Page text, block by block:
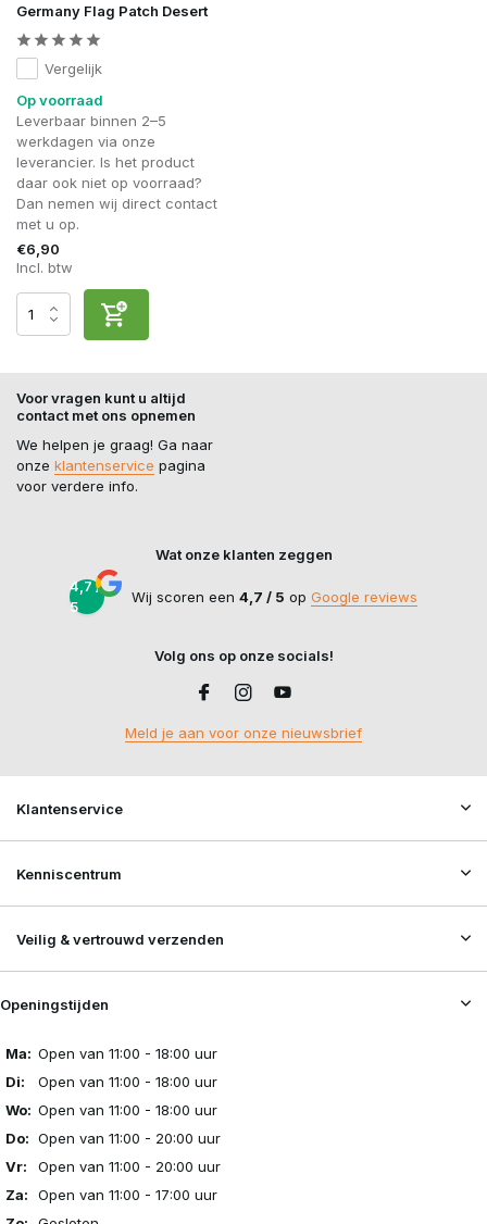
Germany Flag Patch Desert
Vergelijk
Op voorraad
Leverbaar binnen 2–5
werkdagen via onze
leverancier. Is het product
daar ook niet op voorraad?
Dan nemen wij direct contact
met u op.
€6,90
Incl. btw
Voor vragen kunt u altijd
contact met ons opnemen
We helpen je graag! Ga naar
onze klantenservice pagina
voor verdere info.
Wat onze klanten zeggen
4,7 /
5
Wij scoren een 4,7 / 5 op Google reviews
Volg ons op onze socials!
Meld je aan voor onze nieuwsbrief
Klantenservice
Kenniscentrum
Veilig & vertrouwd verzenden
Openingstijden
Ma: Open van 11:00 - 18:00 uur
Di:
Open van 11:00 - 18:00 uur
Wo: Open van 11:00 - 18:00 uur
Do: Open van 11:00 - 20:00 uur
Vr:
Open van 11:00 - 20:00 uur
Za:
Open van 11:00 - 17:00 uur